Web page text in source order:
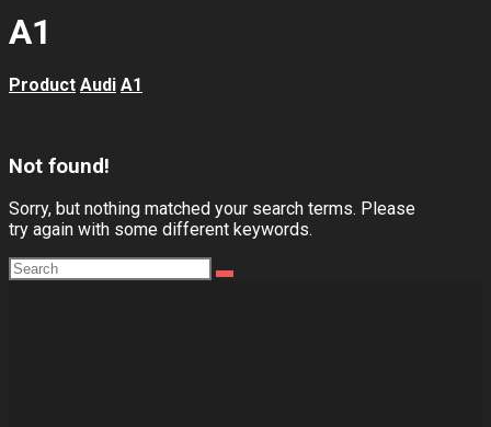
A1
Product Audi A1
Not found!
Sorry, but nothing matched your search terms. Please
try again with some different keywords.